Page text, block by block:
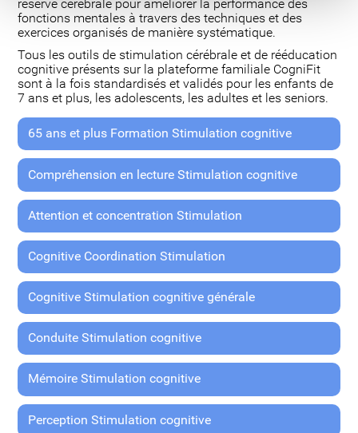
réserve cérébrale pour améliorer la performance des
fonctions mentales à travers des techniques et des
exercices organisés de manière systématique.
Tous les outils de stimulation cérébrale et de rééducation
cognitive présents sur la plateforme familiale CogniFit
sont à la fois standardisés et validés pour les enfants de
7 ans et plus, les adolescents, les adultes et les seniors.
65 ans et plus Formation Stimulation cognitive
Compréhension en lecture Stimulation cognitive
Attention et concentration Stimulation
Cognitive Coordination Stimulation
Cognitive Stimulation cognitive générale
Conduite Stimulation cognitive
Mémoire Stimulation cognitive
Perception Stimulation cognitive